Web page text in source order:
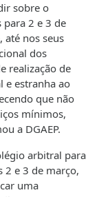
sobre o
2 e 3 de
até nos seus
dos
realização de
e estranha ao
que não
mínimos,
a DGAEP.
arbitral para
2 e 3 de março,
uma